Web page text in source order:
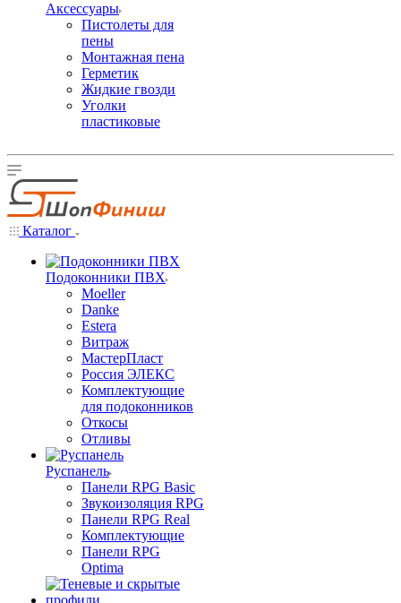
Аксессуары
Пистолеты для
пены
Монтажная пена
Герметик
Жидкие гвозди
Уголки
пластиковые
Каталог
Подоконники ПВХ
Moeller
Danke
Estera
Витраж
МастерПласт
Россия ЭЛЕКС
Комплектующие
для подоконников
Откосы
Отливы
Руспанель
Панели RPG Basic
Звукоизоляция RPG
Панели RPG Real
Комплектующие
Панели RPG
Optima